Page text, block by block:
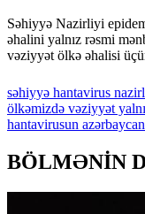
Səhiyyə Nazirliyi
əhalini yalnız rəsmi
vəziyyət ölkə əhalisi
səhiyyə hantavirus
ölkəmizdə vəziyyət
hantavirusun
BÖLMƏNİN